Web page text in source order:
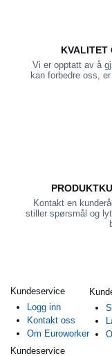
KVALITET
Vi er opptatt av å
kan forbedre oss,
Kontakt en
stiller spørsmål og
Kundeservice
Logg inn
Kontakt oss
Om Euroworker
Kundeservice